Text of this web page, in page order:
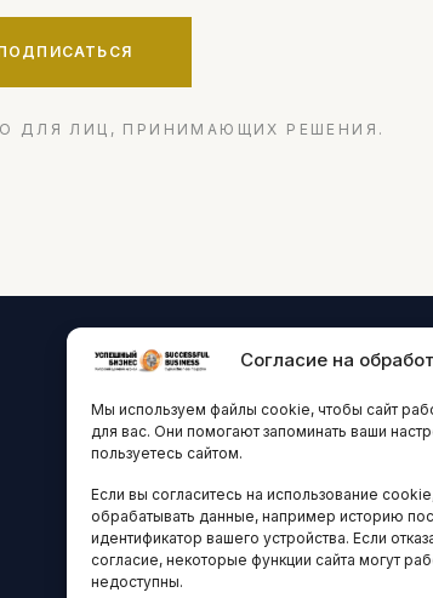
Согласие на
Мы используем файлы cookie, чтобы сайт
для вас. Они помогают запоминать ваши
пользуетесь сайтом.
Если вы согласитесь на использование
обрабатывать данные, например историю
идентификатор вашего устройства. Если
согласие, некоторые функции сайта могут
недоступны.
ДЛЯ ЛИЦ, ПРИНИМАЮЩИХ РЕШЕНИЯ.
ТЕХНОЛОГИИ И
ИННОВАЦИИ
Стартапы и исследования
Цифровая экономика
Остальные новости